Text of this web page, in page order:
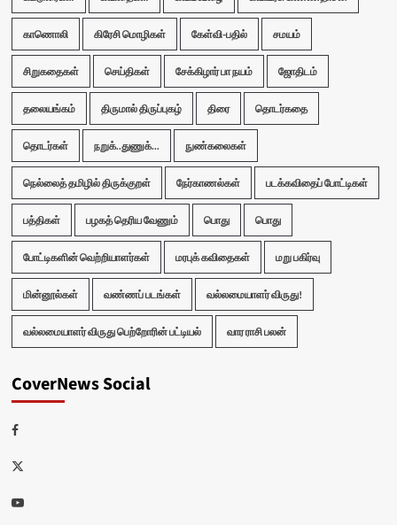
காணொலி கிரேசி மொழிகள் கேள்வி-பதில் சமயம்
சிறுகதைகள் செய்திகள் சேக்கிழார் பா நயம் ஜோதிடம்
தலையங்கம் திருமால் திருப்புகழ் திரை தொடர்கதை
தொடர்கள் நறுக்..துணுக்... நுண்கலைகள்
நெல்லைத் தமிழில் திருக்குறள் நேர்காணல்கள் படக்கவிதைப் போட்டிகள்
பத்திகள் பழகத் தெரிய வேணும் பொது பொது
போட்டிகளின் வெற்றியாளர்கள் மரபுக் கவிதைகள் மறு பகிர்வு
மின்னூல்கள் வண்ணப் படங்கள் வல்லமையாளர் விருது!
வல்லமையாளர் விருது பெற்றோரின் பட்டியல் வார ராசி பலன்
CoverNews Social
Facebook
Twitter
Youtube